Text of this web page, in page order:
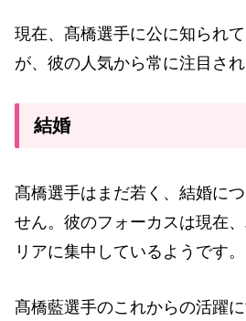
現在、髙橋選手に公に知られ
が、彼の人気から常に注目さ
結婚
髙橋選手はまだ若く、結婚に
せん。彼のフォーカスは現在
リアに集中しているようです。
髙橋藍選手のこれからの活躍